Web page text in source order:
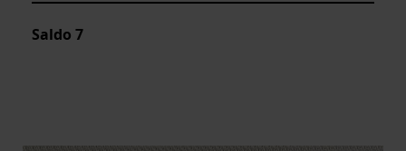
Saldo 7